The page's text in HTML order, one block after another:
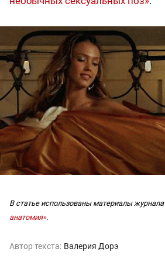
В статье использованы материалы журнала
анатомия».
Автор текста: Валерия Дорэ